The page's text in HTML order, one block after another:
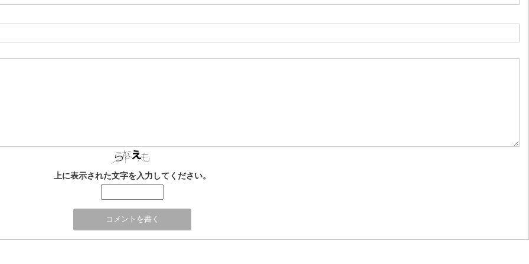
上に表示された文字を入力してください。